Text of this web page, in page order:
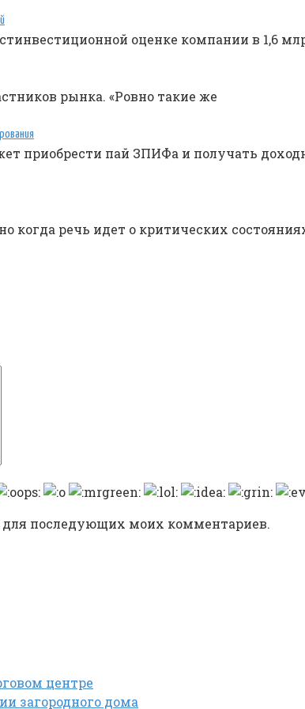
оценке компании в 1,6
рынка. «Ровно такие же
приобрести пай ЗПИФа и получать
когда речь идет о критических
для последующих моих комментариев.
центре
загородного дома